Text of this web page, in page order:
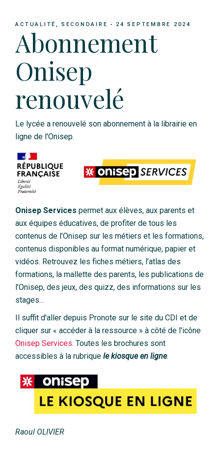
ACTUALITÉ SECONDAIRE 24 SEPTEMBRE 2024
Abonnement
Onisep
renouvelé
Le lycée a renouvelé son abonnement à la librairie en
ligne de l'Onisep.
Onisep Services permet aux élèves, aux parents et
aux équipes éducatives, de profiter de tous les
contenus de l’Onisep sur les métiers et les formations,
contenus disponibles au format numérique, papier et
vidéos. Retrouvez les fiches métiers, l’atlas des
formations, la mallette des parents, les publications de
l’Onisep, des jeux, des quizz, des informations sur les
stages…
Il suffit d'aller depuis Pronote sur le site du CDI et de
cliquer sur « accéder à la ressource » à côté de l'icône
Onisep Services. Toutes les brochures sont
accessibles à la rubriquele kiosque en ligne.
Raoul OLIVIER